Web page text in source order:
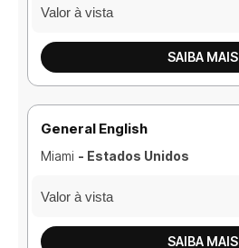
Valor à vista
SAIBA MAIS
General English
Miami - Estados Unidos
Valor à vista
SAIBA MAIS